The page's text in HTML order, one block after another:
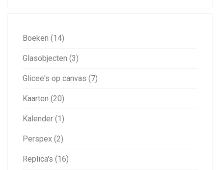
Boeken (14)
Glasobjecten (3)
Glicee's op canvas (7)
Kaarten (20)
Kalender (1)
Perspex (2)
Replica's (16)